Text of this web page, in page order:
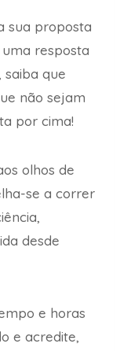
sua proposta
resposta
saiba que
não sejam
por cima!
olhos de
se a correr
desde
e horas
e acredite,